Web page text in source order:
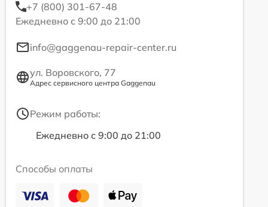
+7 (800) 301-67-48
Ежедневно с 9:00 до 21:00
info@gaggenau-repair-center.ru
ул. Воровского, 77
Адрес сервисного центра Gaggenau
Режим работы:
Ежедневно с 9:00 до 21:00
Способы оплаты